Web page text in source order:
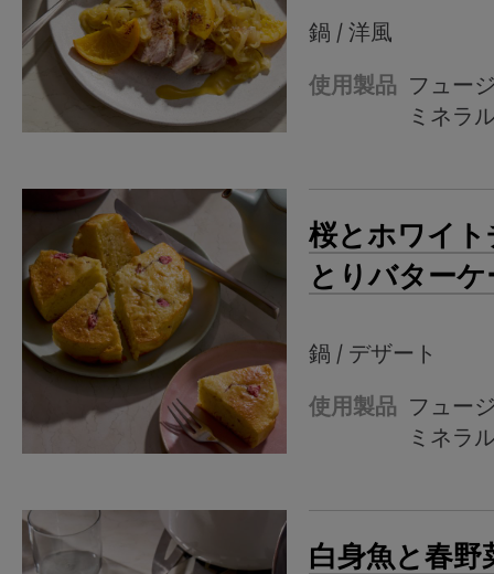
鍋 / 洋風
使用製品
フュー
ミネラ
桜とホワイ
とりバターケ
鍋 / デザート
使用製品
フュー
ミネラ
白身魚と春